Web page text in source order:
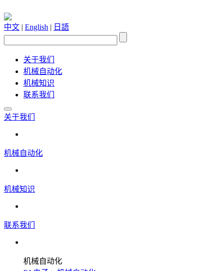
中文 | English | 日語
关于我们
机械自动化
机械知识
联系我们
关于我们
机械自动化
机械知识
联系我们
机械自动化